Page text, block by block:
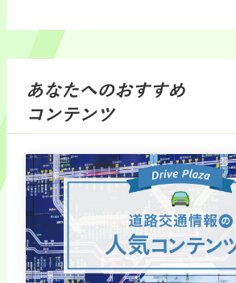
あなたへのおすすめ
コンテンツ